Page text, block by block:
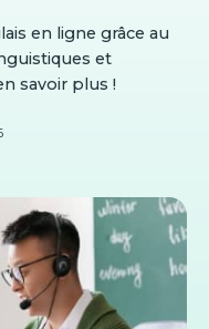
en ligne grâce au
et
savoir plus !